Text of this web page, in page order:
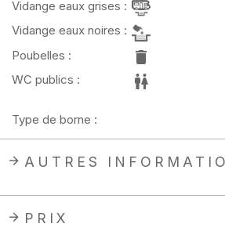
Vidange eaux grises :
Vidange eaux noires :
Poubelles :
WC publics :
Type de borne :
AUTRES
PRIX